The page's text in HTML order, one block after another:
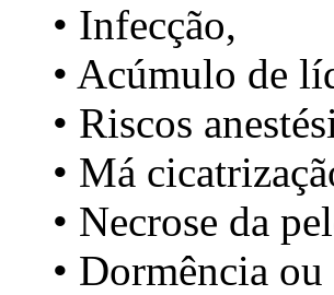
• Infecção,
• Acúmulo de
• Riscos
• Má
• Necrose da
• Dormência